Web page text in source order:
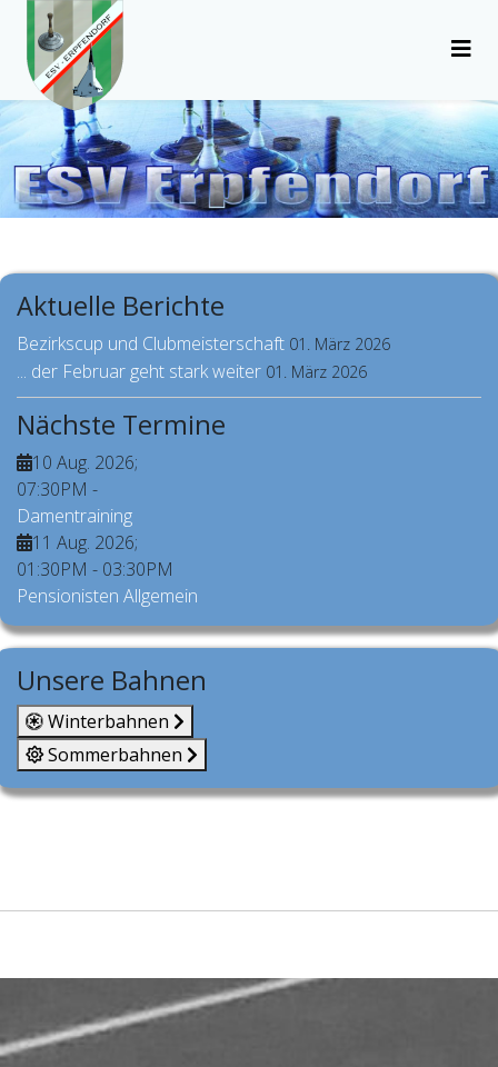
Aktuelle Berichte
Bezirkscup und Clubmeisterschaft 01. März 2026
... der Februar geht stark weiter 01. März 2026
Nächste Termine
10 Aug. 2026;
07:30PM -
Damentraining
11 Aug. 2026;
01:30PM - 03:30PM
Pensionisten Allgemein
Unsere Bahnen
Winterbahnen
Sommerbahnen